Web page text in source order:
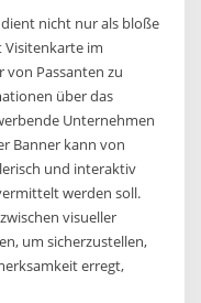
nicht nur als bloße
Visitenkarte im
von Passanten zu
über das
Unternehmen
Banner kann von
und interaktiv
werden soll.
visueller
um sicherzustellen,
erregt,